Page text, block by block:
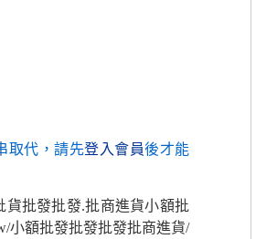
取代，請先登入會員後才能
貨批發批發.批商進貨小額批
小額批發批發批發批商進貨/